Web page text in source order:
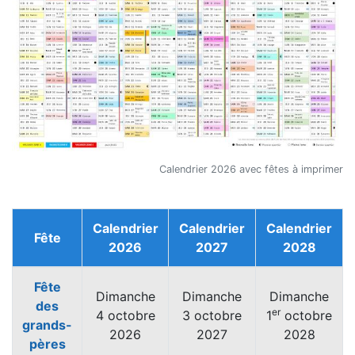
Calendrier 2026 avec fêtes à imprimer
Fête
Calendrier
2026
Calendrier
2027
Calendrier
2028
Fête
des
grands-
pères
Dimanche
4 octobre
2026
Dimanche
3 octobre
2027
Dimanche
1eroctobre
2028